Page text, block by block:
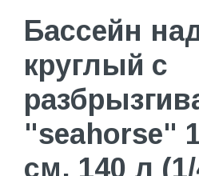
Бассейн
круглый с
"seahorse"
см, 140 л